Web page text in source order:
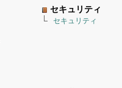
セキュリティ
セキュリティ